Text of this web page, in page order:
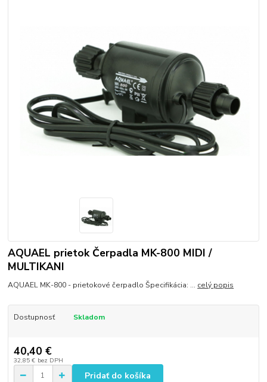
AQUAEL prietok Čerpadla MK-800 MIDI /
MULTIKANI
AQUAEL MK-800 - prietokové čerpadlo Špecifikácia: ... celý popis
Dostupnosť Skladom
40,40 €
32,85 € bez DPH
Pridať do košíka